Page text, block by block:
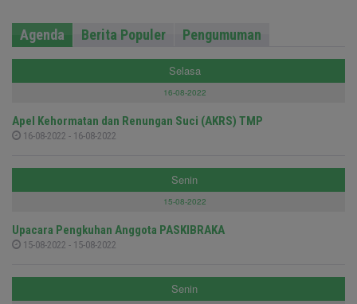
Agenda Berita Populer Pengumuman
Selasa
16-08-2022
Apel Kehormatan dan Renungan Suci (AKRS) TMP
16-08-2022 - 16-08-2022
Senin
15-08-2022
Upacara Pengkuhan Anggota PASKIBRAKA
15-08-2022 - 15-08-2022
Senin